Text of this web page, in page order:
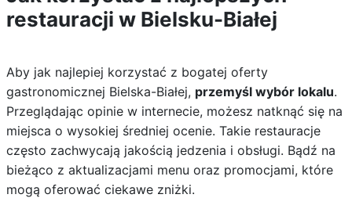
restauracji w Bielsku-Białej
Aby jak najlepiej korzystać z bogatej oferty
gastronomicznej Bielska-Białej, przemyśl wybór lokalu.
Przeglądając opinie w internecie, możesz natknąć się na
miejsca o wysokiej średniej ocenie. Takie restauracje
często zachwycają jakością jedzenia i obsługi. Bądź na
bieżąco z aktualizacjami menu oraz promocjami, które
mogą oferować ciekawe zniżki.